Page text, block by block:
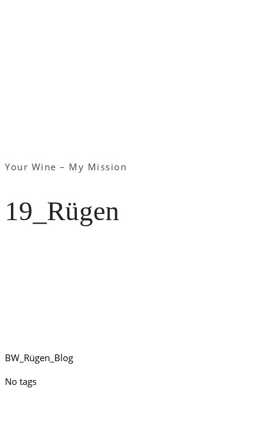
Your Wine – My Mission
19_Rügen
BW_Rügen_Blog
No tags